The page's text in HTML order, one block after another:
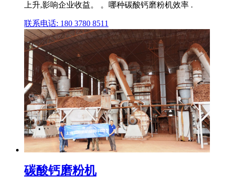
上升,影响企业收益。 。哪种碳酸钙磨粉机效率 .
联系电话: 180 3780 8511
碳酸钙磨粉机